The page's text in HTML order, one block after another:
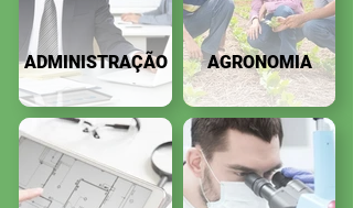
ADMINISTRAÇÃO AGRONOMIA